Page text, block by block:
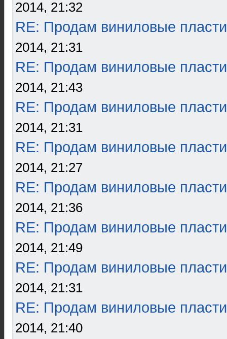
2014, 21:32
RE: Продам виниловые
2014, 21:31
RE: Продам виниловые
2014, 21:43
RE: Продам виниловые
2014, 21:31
RE: Продам виниловые
2014, 21:27
RE: Продам виниловые
2014, 21:36
RE: Продам виниловые
2014, 21:49
RE: Продам виниловые
2014, 21:31
RE: Продам виниловые
2014, 21:40